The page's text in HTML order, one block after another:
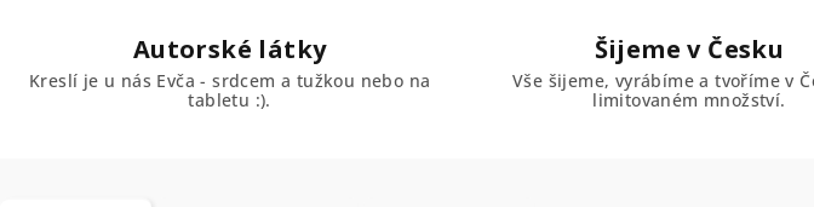
Autorské látky
Kreslí je u nás Evča - srdcem a tužkou nebo na
tabletu :).
Šijeme v Česku
Vše šijeme, vyrábíme a tvoříme v
limitovaném množství.